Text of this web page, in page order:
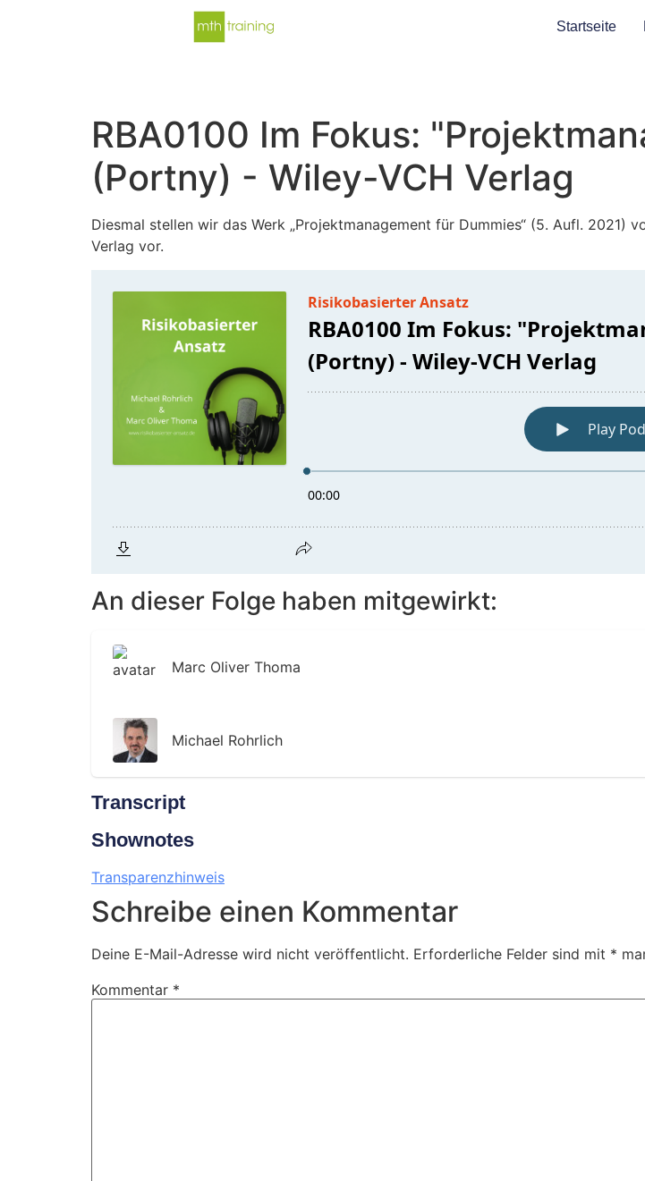
Startseite
RBA0100 Im Fokus:
(Portny) - Wiley-VCH Verlag
Diesmal stellen wir das Werk „Projektmanagement für Dummies“ (5. Aufl. 2021)
Verlag vor.
An dieser Folge haben mitgewirkt:
Marc Oliver Thoma
Michael Rohrlich
Transcript
Shownotes
Transparenzhinweis
Schreibe einen Kommentar
Deine E-Mail-Adresse wird nicht veröffentlicht. Erforderliche Felder sind mit *
Kommentar *